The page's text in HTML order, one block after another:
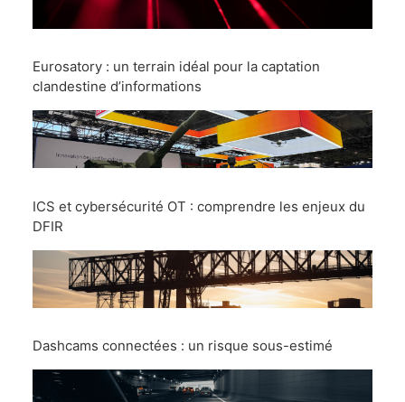
Eurosatory : un terrain idéal pour la captation
clandestine d’informations
ICS et cybersécurité OT : comprendre les enjeux du
DFIR
Dashcams connectées : un risque sous-estimé